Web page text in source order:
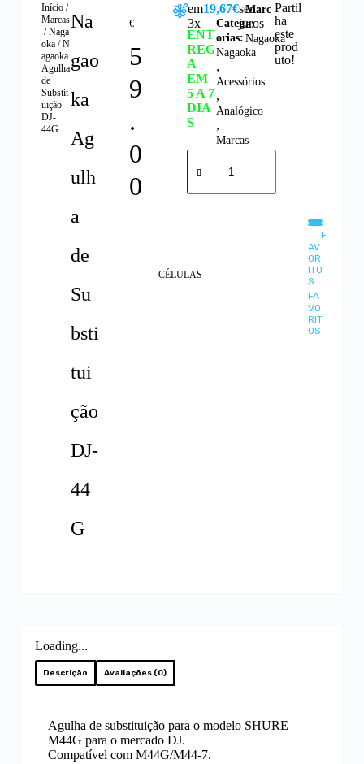
Início/
Marcas
/Naga
oka/ N
agaoka
Agulha
de
Substit
uição
DJ-
44G
Na
gao
ka
Ag
ulh
a
de
Su
bsti
tui
ção
DJ-
44
G
€
5
9
.
0
0
CÉLULAS
em
3x
19,67€sem
juros
ENT
REG
A
EM
5 A 7
DIA
S
Categ
orias:
Nagaoka
,
Acessórios
,
Analógico
,
Marcas
Marc
a:
Nagaoka
Partil
ha
este
prod
uto!
F
AV
OR
ITO
S
FA
VO
RIT
OS
Loading...
Descrição Avaliações (0)
Agulha de substituição para o modelo SHURE
M44G para o mercado DJ.
Compatível com M44G/M44-7.